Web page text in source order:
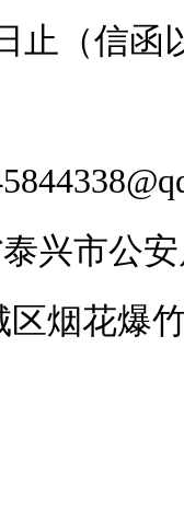
止（信
兴市公
区烟花爆